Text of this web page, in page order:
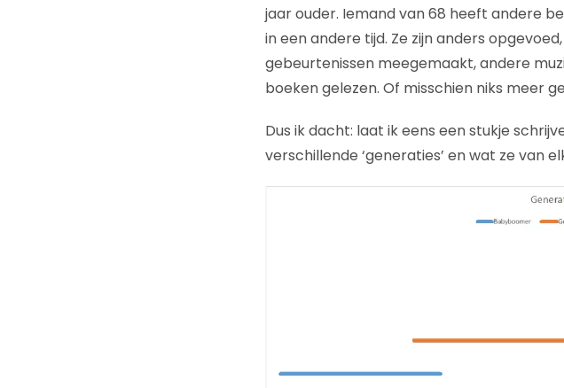
jaar ouder. Iemand van 68 heeft andere
in een andere tijd. Ze zijn anders
gebeurtenissen meegemaakt, andere
boeken gelezen. Of misschien niks meer
Dus ik dacht: laat ik eens een stukje
verschillende ‘generaties’ en wat ze van